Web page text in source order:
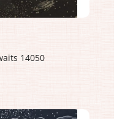
14050